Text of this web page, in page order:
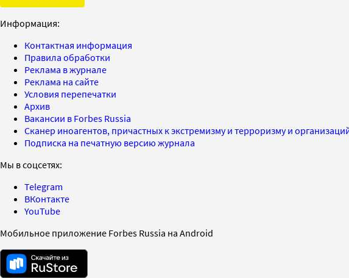
Информация:
Контактная информация
Правила обработки
Реклама в журнале
Реклама на сайте
Условия перепечатки
Архив
Вакансии в Forbes Russia
Сканер иноагентов, причастных к экстремизму и терроризму и
Подписка на печатную версию журнала
Мы в соцсетях:
Telegram
ВКонтакте
YouTube
Мобильное приложение Forbes Russia на Android